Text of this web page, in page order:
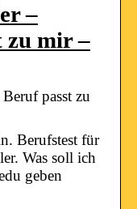
–
zu mir –
passt zu
Berufstest für
Was soll ich
geben